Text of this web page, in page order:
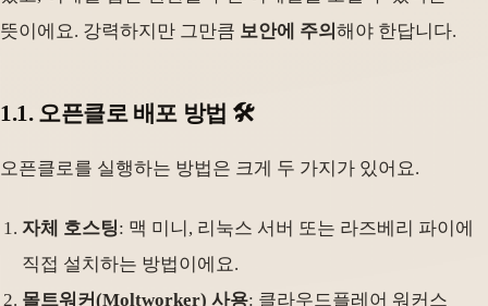
뜻이에요. 강력하지만 그만큼 보안에 주의 해야 한답니다.
1.1. 오픈클로 배포 방법 🛠️
오픈클로를 실행하는 방법은 크게 두 가지가 있어요.
자체 호스팅: 맥 미니, 리눅스 서버 또는 라즈베리 파이에
직접 설치하는 방법이에요.
몰트워커(Moltworker) 사용: 클라우드플레어 워커스